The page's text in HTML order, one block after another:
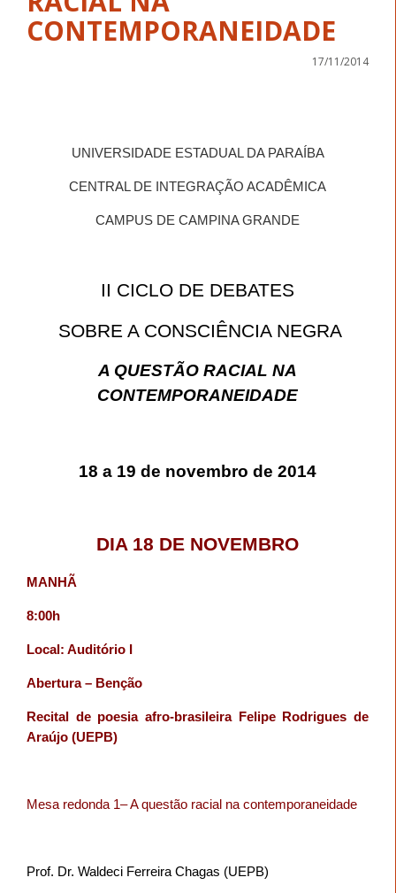
CONTEMPORANEIDADE
17/11/2014
UNIVERSIDADE ESTADUAL DA PARAÍBA
CENTRAL DE INTEGRAÇÃO ACADÊMICA
CAMPUS DE CAMPINA GRANDE
II CICLO DE DEBATES
SOBRE A CONSCIÊNCIA NEGRA
A QUESTÃO RACIAL NA
CONTEMPORANEIDADE
18 a 19 de novembro de 2014
DIA 18 DE NOVEMBRO
MANHÃ
8:00h
Local: Auditório I
Abertura – Benção
Recital de poesia afro-brasileira Felipe Rodrigues de
Araújo (UEPB)
Mesa redonda 1– A questão racial na contemporaneidade
Prof. Dr. Waldeci Ferreira Chagas (UEPB)